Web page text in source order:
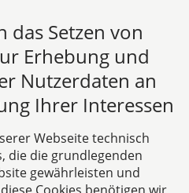
aus
und
Dienstleister. Rechts-
Niveau in einer
Arbeitsatmosphäre
das Setzen von
Erhebung und
Nutzerdaten an
Ihrer Interessen
Webseite technisch
die die grundlegenden
gewährleisten und